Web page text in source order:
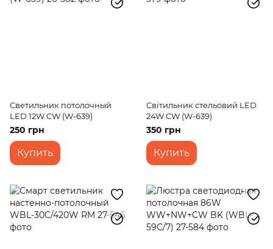
Светильник потолочный
LED 12W CW (W-639)
250 грн
Купить
Cвітильник стельовий LED
24W CW (W-639)
350 грн
Купить